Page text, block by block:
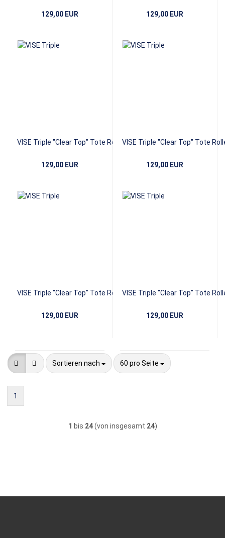
129,00 EUR
129,00 EUR
VISE Triple "Clear Top" Tote Roller -
129,00 EUR
VISE Triple "Clear Top" Tote
129,00 EUR
VISE Triple "Clear Top" Tote Roller -
129,00 EUR
VISE Triple "Clear Top" Tote
129,00 EUR
Sortieren nach
Sortieren nach 60 pro Seite
pro Seite
1
1 bis 24(von insgesamt 24)